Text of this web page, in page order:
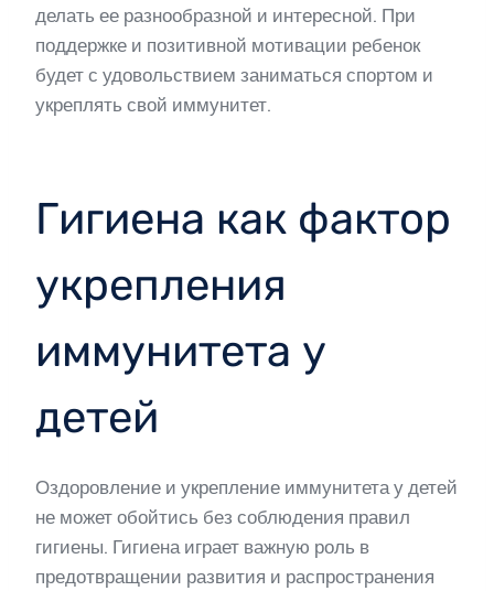
делать ее разнообразной и интересной. При
поддержке и позитивной мотивации ребенок
будет с удовольствием заниматься спортом и
укреплять свой иммунитет.
Гигиена как фактор
укрепления
иммунитета у
детей
Оздоровление и укрепление иммунитета у детей
не может обойтись без соблюдения правил
гигиены. Гигиена играет важную роль в
предотвращении развития и распространения